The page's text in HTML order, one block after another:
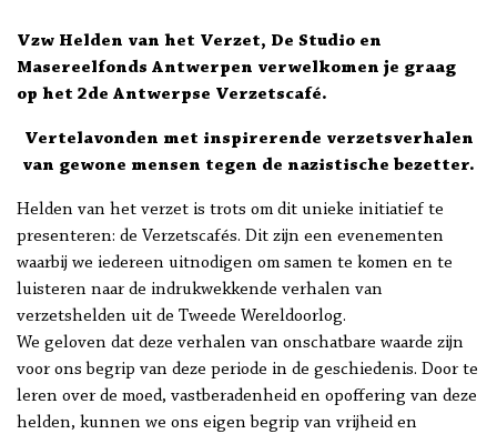
Vzw Helden van het Verzet, De Studio en
Masereelfonds Antwerpen verwelkomen je graag
op het 2de Antwerpse Verzetscafé.
Vertelavonden met inspirerende verzetsverhalen
van gewone mensen tegen de nazistische bezetter.
Helden van het verzet is trots om dit unieke initiatief te
presenteren: de Verzetscafés. Dit zijn een evenementen
waarbij we iedereen uitnodigen om samen te komen en te
luisteren naar de indrukwekkende verhalen van
verzetshelden uit de Tweede Wereldoorlog.
We geloven dat deze verhalen van onschatbare waarde zijn
voor ons begrip van deze periode in de geschiedenis. Door te
leren over de moed, vastberadenheid en opoffering van deze
helden, kunnen we ons eigen begrip van vrijheid en